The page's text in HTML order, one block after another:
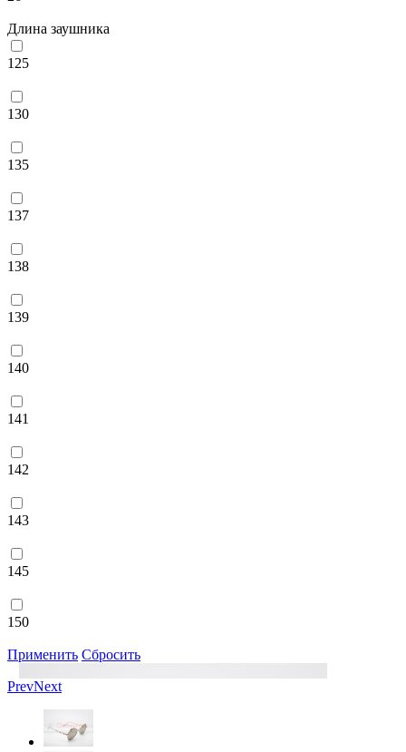
Длина заушника
125
130
135
137
138
139
140
141
142
143
145
150
Применить Сбросить
PrevNext